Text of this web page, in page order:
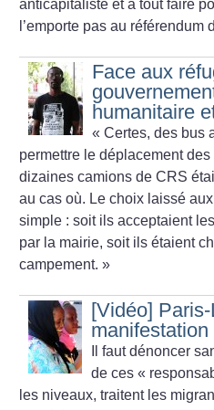
anticapitaliste et à tout faire
l’emporte pas au référendum
Face aux
humanitaire
« Certes, des bus
permettre le déplacement
dizaines camions de CRS
au cas où. Le choix laissé
simple : soit ils acceptaient
par la mairie, soit ils étaient
campement. »
[Vidéo]
Il faut dénoncer
de ces «
les niveaux, traitent les